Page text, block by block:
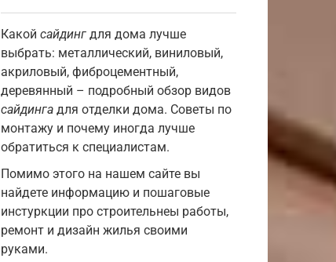
Какой сайдинг для дома лучше
выбрать: металлический, виниловый,
акриловый, фиброцементный,
деревянный – подробный обзор видов
сайдинга для отделки дома. Советы по
монтажу и почему иногда лучше
обратиться к специалистам.
Помимо этого на нашем сайте вы
найдете информацию и пошаговые
инстуркции про строительнеы работы,
ремонт и дизайн жилья своими
руками.